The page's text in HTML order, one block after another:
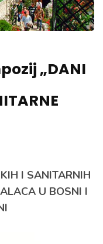
„DANI
I SANITARNIH
U BOSNI I